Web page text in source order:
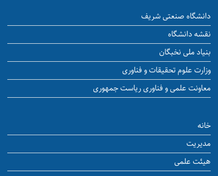
دانشگاه صنعتی شریف
نقشه دانشگاه
بنیاد ملی نخبگان
وزارت علوم تحقیقات و فناوری
معاونت علمی و فناوری ریاست جمهوری
خانه
مدیریت
هیئت علمی